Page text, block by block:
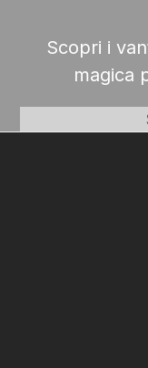
Scopri i
magica